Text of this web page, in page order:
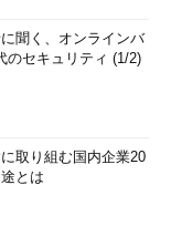
聞く、オンラインバ
のセキュリティ (1/2)
取り組む国内企業20
とは